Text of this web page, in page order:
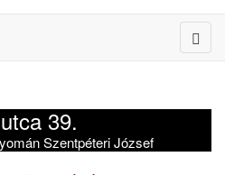
39.
Szentpéteri József